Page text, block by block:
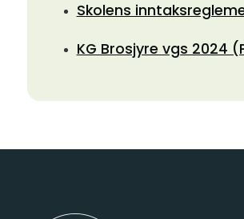
Skolens
KG Brosjyre vgs 2024